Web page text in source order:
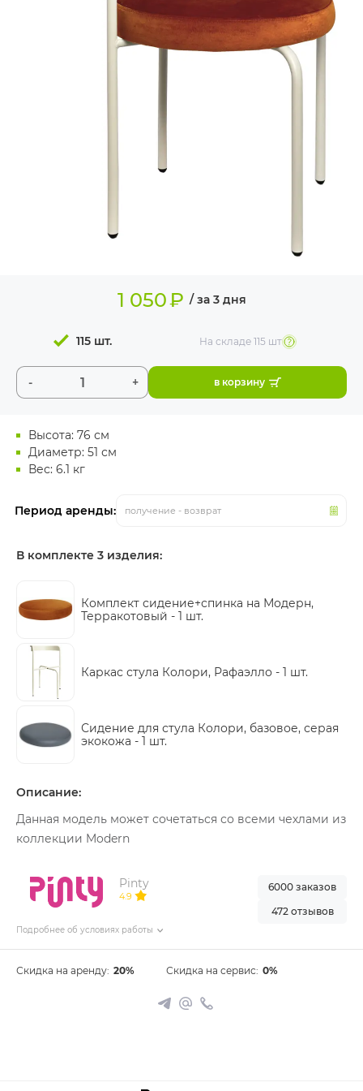
Высота: 76 см
Диаметр: 51 см
Вес: 6.1 кг
Период аренды: получение - возврат
1 050₽ / за 3 дня
- +
115 шт. На складе 115 шт
в корзину
В комплекте 3 изделия:
Комплект сидение+спинка на Модерн,
Терракотовый - 1 шт.
Каркас стула Колори, Рафаэлло - 1 шт.
Сидение для стула Колори, базовое, серая
экокожа - 1 шт.
Описание:
Данная модель может сочетаться со всеми чехлами из
коллекции Modern
Pinty
4.9
Подробнее об условиях работы
6000 заказов
472 отзывов
Скидка на аренду: 20% Скидка на сервис: 0%